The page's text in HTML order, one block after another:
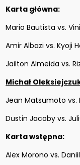
Karta główna:
Mario Bautista vs.
Amir Albazi vs. Kyoji
Jailton Almeida vs.
Michał
Jean Matsumoto vs.
Dustin Jacoby vs.
Karta wstępna:
Alex Morono vs.